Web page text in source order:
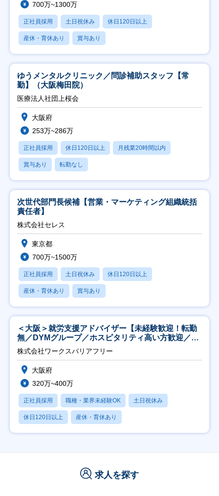
700万~1300万
正社員採用 土日祝休み 休日120日以上
産休・育休あり 賞与あり
ゆうメンタルクリニック／問診補助スタッフ【常
勤】（大阪梅田院）
医療法人社団上桜会
大阪府
253万~286万
正社員採用 休日120日以上 月残業20時間以内
賞与あり 転勤なし
次世代部門長候補【営業・マーケティング組織統括
責任者】
株式会社セレス
東京都
700万~1500万
正社員採用 土日祝休み 休日120日以上
産休・育休あり 賞与あり
＜大阪＞就労支援アドバイザー【未経験歓迎！転勤
無／DYMグループ／ホスピタリティ高い方歓迎／土
日祝】
株式会社ワークスバリアフリー
大阪府
320万~400万
正社員採用 職種・業界未経験OK 土日祝休み
休日120日以上 産休・育休あり
求人を探す